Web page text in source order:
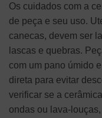
Os cuidados com a
de peça e seu uso.
canecas, devem ser
lascas e quebras.
com um pano úmido
direta para evitar
verificar se a
ondas ou lava-